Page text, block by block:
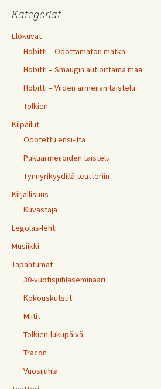
Kategoriat
Elokuvat
Hobitti – Odottamaton matka
Hobitti – Smaugin autioittama maa
Hobitti – Viiden armeijan taistelu
Tolkien
Kilpailut
Odotettu ensi-ilta
Pukuarmeijoiden taistelu
Tynnyrikyydillä teatteriin
Kirjallisuus
Kuvastaja
Legolas-lehti
Musiikki
Tapahtumat
30-vuotisjuhlaseminaari
Kokouskutsut
Miitit
Tolkien-lukupäivä
Tracon
Vuosijuhla